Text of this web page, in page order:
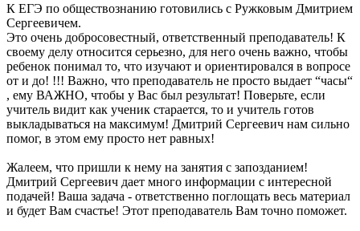
К ЕГЭ по обществознанию готовились с Ружковым Дмитрием
Сергеевичем.
Это очень добросовестный, ответственный преподаватель! К
своему делу относится серьезно, для него очень важно, чтобы
ребенок понимал то, что изучают и ориентировался в вопросе
от и до! !!! Важно, что преподаватель не просто выдает “часы“
, ему ВАЖНО, чтобы у Вас был результат! Поверьте, если
учитель видит как ученик старается, то и учитель готов
выкладываться на максимум! Дмитрий Сергеевич нам сильно
помог, в этом ему просто нет равных!
Жалеем, что пришли к нему на занятия с запозданием!
Дмитрий Сергеевич дает много информации с интересной
подачей! Ваша задача - ответственно поглощать весь материал
и будет Вам счастье! Этот преподаватель Вам точно поможет.